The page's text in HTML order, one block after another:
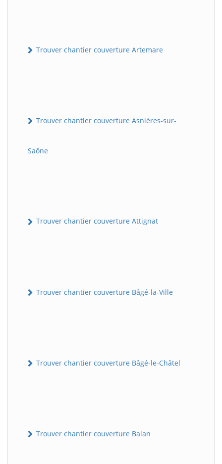
Trouver chantier couverture Artemare
Trouver chantier couverture Asnières-sur-
Saône
Trouver chantier couverture Attignat
Trouver chantier couverture Bâgé-la-Ville
Trouver chantier couverture Bâgé-le-Châtel
Trouver chantier couverture Balan